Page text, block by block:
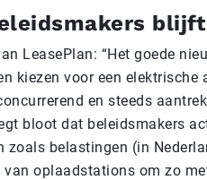
blijft
LeasePlan: “Het goede
kiezen voor een elektrische
en steeds
bloot dat beleidsmakers
zoals belastingen (in
oplaadstations om zo